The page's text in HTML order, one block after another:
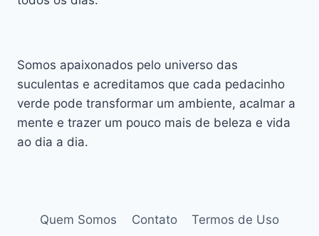
Somos apaixonados pelo universo das
suculentas e acreditamos que cada pedacinho
verde pode transformar um ambiente, acalmar a
mente e trazer um pouco mais de beleza e vida
ao dia a dia.
Quem Somos Contato Termos de Uso